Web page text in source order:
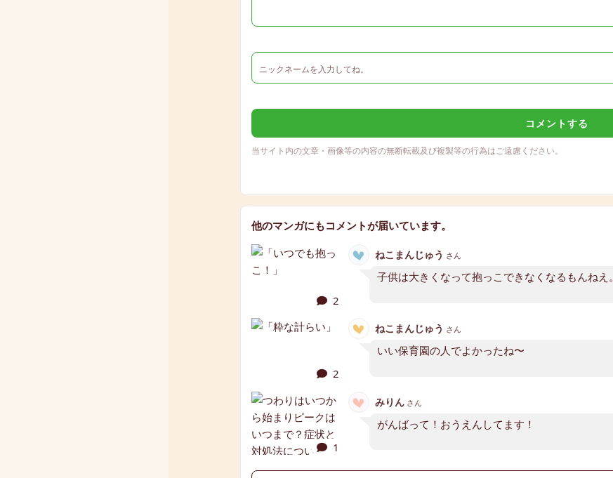
コメントする
当サイト内の文章・画像等の内容の無断転載及び複製等の行為はご遠慮ください。
他のマンガにもコメントが届いています。
2
ねこまんじゅう さん
子供は大きくなって抱っこできなくなるもんねえ。
2
ねこまんじゅう さん
いい保育園の人でよかったね〜
1
みりんさん
がんばって！おうえんしてます！